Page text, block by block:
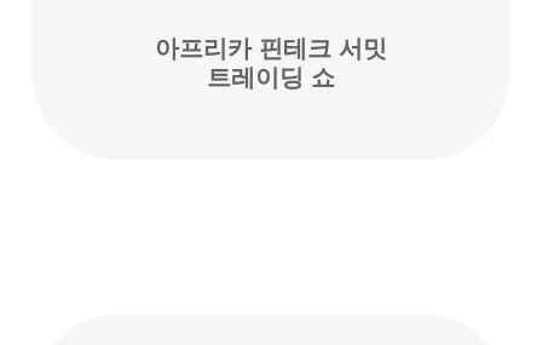
아프리카 핀테크 서밋
트레이딩 쇼